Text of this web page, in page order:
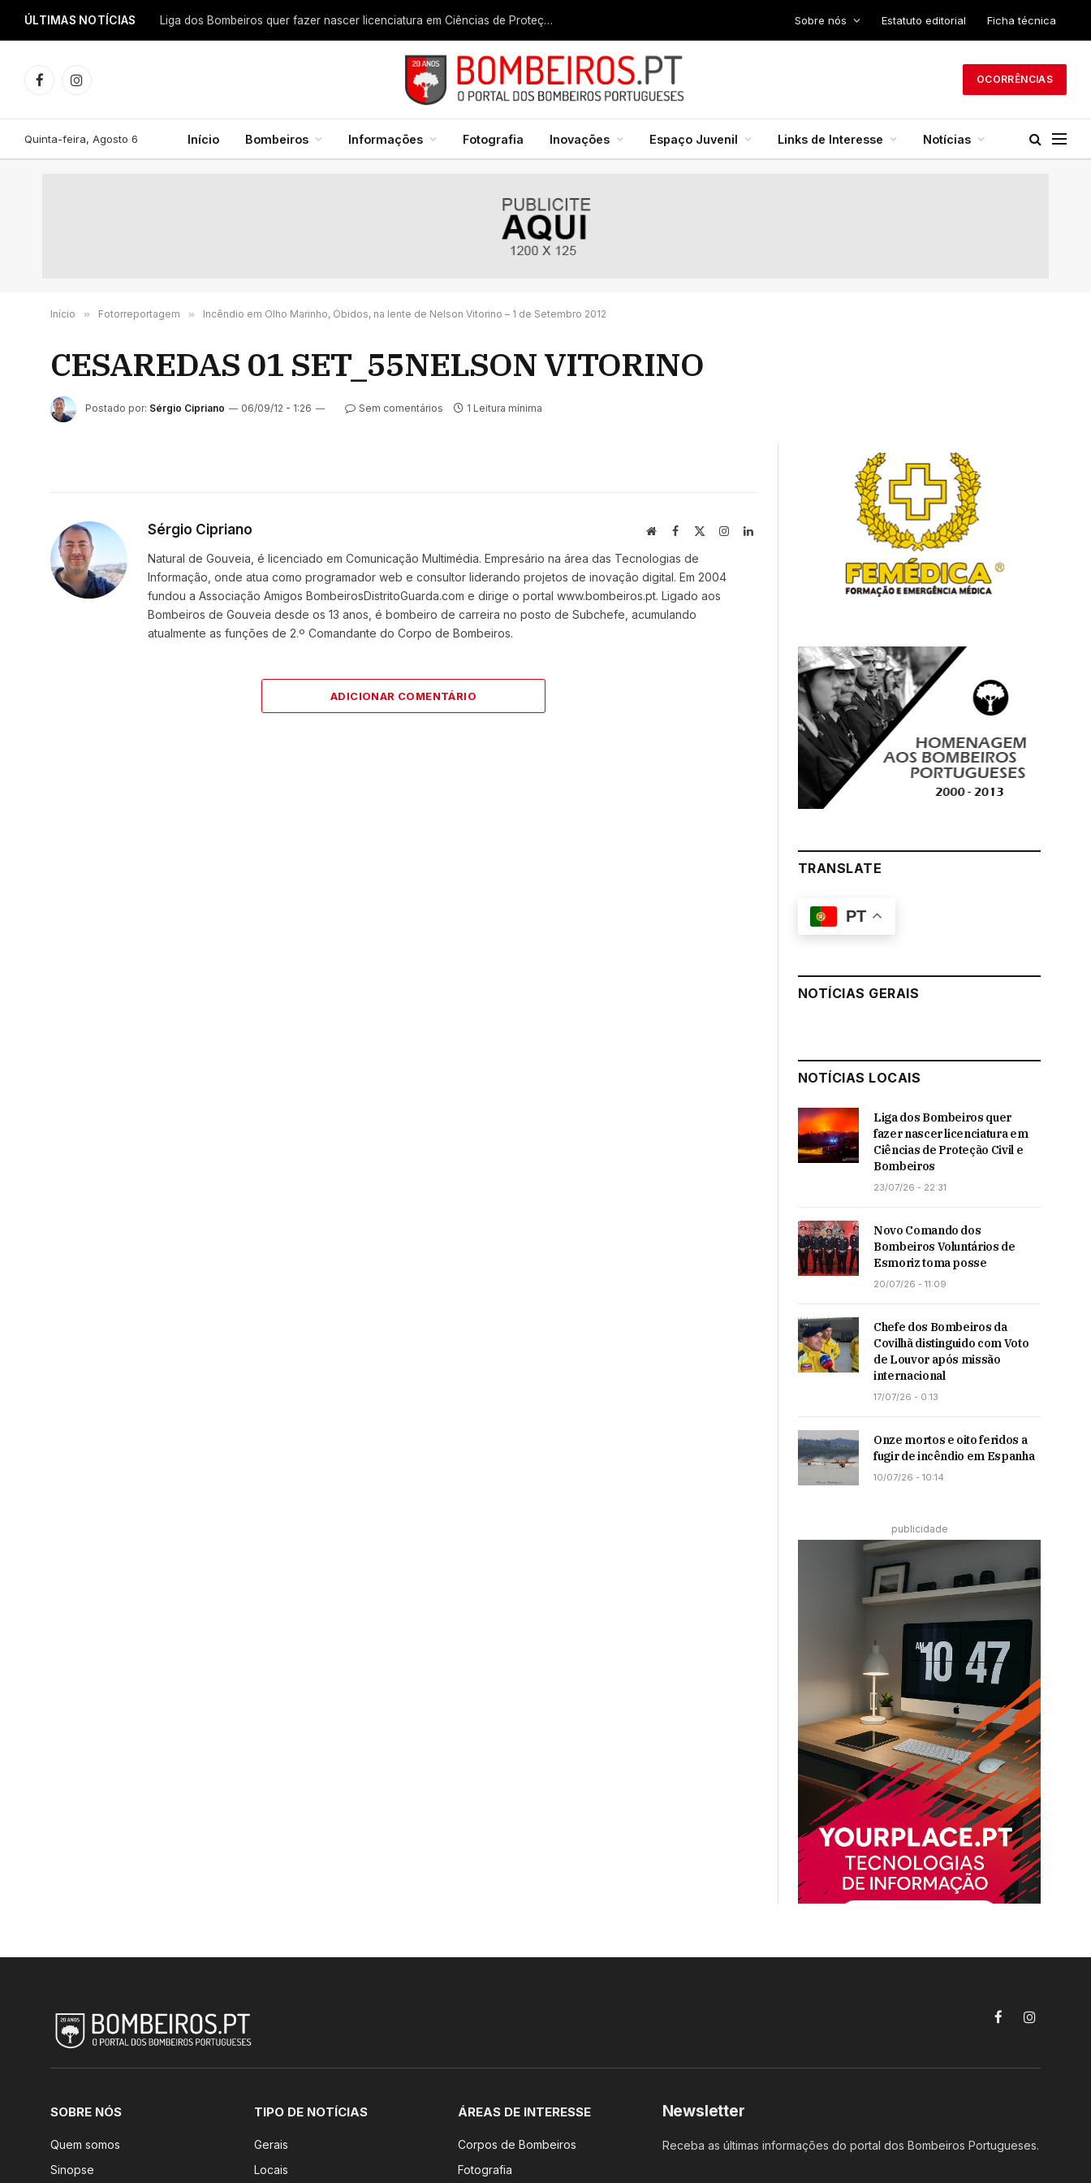
ÚLTIMAS NOTÍCIAS Liga dos Bombeiros quer fazer nascer licenciatura em Ciências de Proteção Civil e Bombeiros Sobre nós Estatuto editorial Ficha técnica
FacebookInstagram
OCORRÊNCIAS
Quinta-feira, Agosto 6 Início Bombeiros Informações Fotografia Inovações Espaço Juvenil Links de Interesse Notícias
Início » Fotorreportagem » Incêndio em Olho Marinho, Óbidos, na lente de Nelson Vitorino – 1 de Setembro 2012
CESAREDAS 01 SET_55NELSON VITORINO
Postado por: Sérgio Cipriano 06/09/12 - 1:26 Sem comentários 1 Leitura mínima
Sérgio Cipriano WebsiteFacebook InstagramLinkedIn
Natural de Gouveia, é licenciado em Comunicação Multimédia. Empresário na área das Tecnologias de
Informação, onde atua como programador web e consultor liderando projetos de inovação digital. Em 2004
fundou a Associação Amigos BombeirosDistritoGuarda.com e dirige o portal www.bombeiros.pt. Ligado aos
Bombeiros de Gouveia desde os 13 anos, é bombeiro de carreira no posto de Subchefe, acumulando
atualmente as funções de 2.º Comandante do Corpo de Bombeiros.
ADICIONAR COMENTÁRIO
TRANSLATE
PT
NOTÍCIAS GERAIS
NOTÍCIAS LOCAIS
Liga dos Bombeiros quer
fazer nascer licenciatura em
Ciências de Proteção Civil e
Bombeiros
23/07/26 - 22:31
Novo Comando dos
Bombeiros Voluntários de
Esmoriz toma posse
20/07/26 - 11:09
Chefe dos Bombeiros da
Covilhã distinguido com Voto
de Louvor após missão
internacional
17/07/26 - 0:13
Onze mortos e oito feridos a
fugir de incêndio em Espanha
10/07/26 - 10:14
publicidade
FacebookInstagram
SOBRE NÓS
Quem somos
Sinopse
TIPO DE NOTÍCIAS
Gerais
Locais
ÁREAS DE INTERESSE
Corpos de Bombeiros
Fotografia
Newsletter
Receba as últimas informações do portal dos Bombeiros Portugueses.